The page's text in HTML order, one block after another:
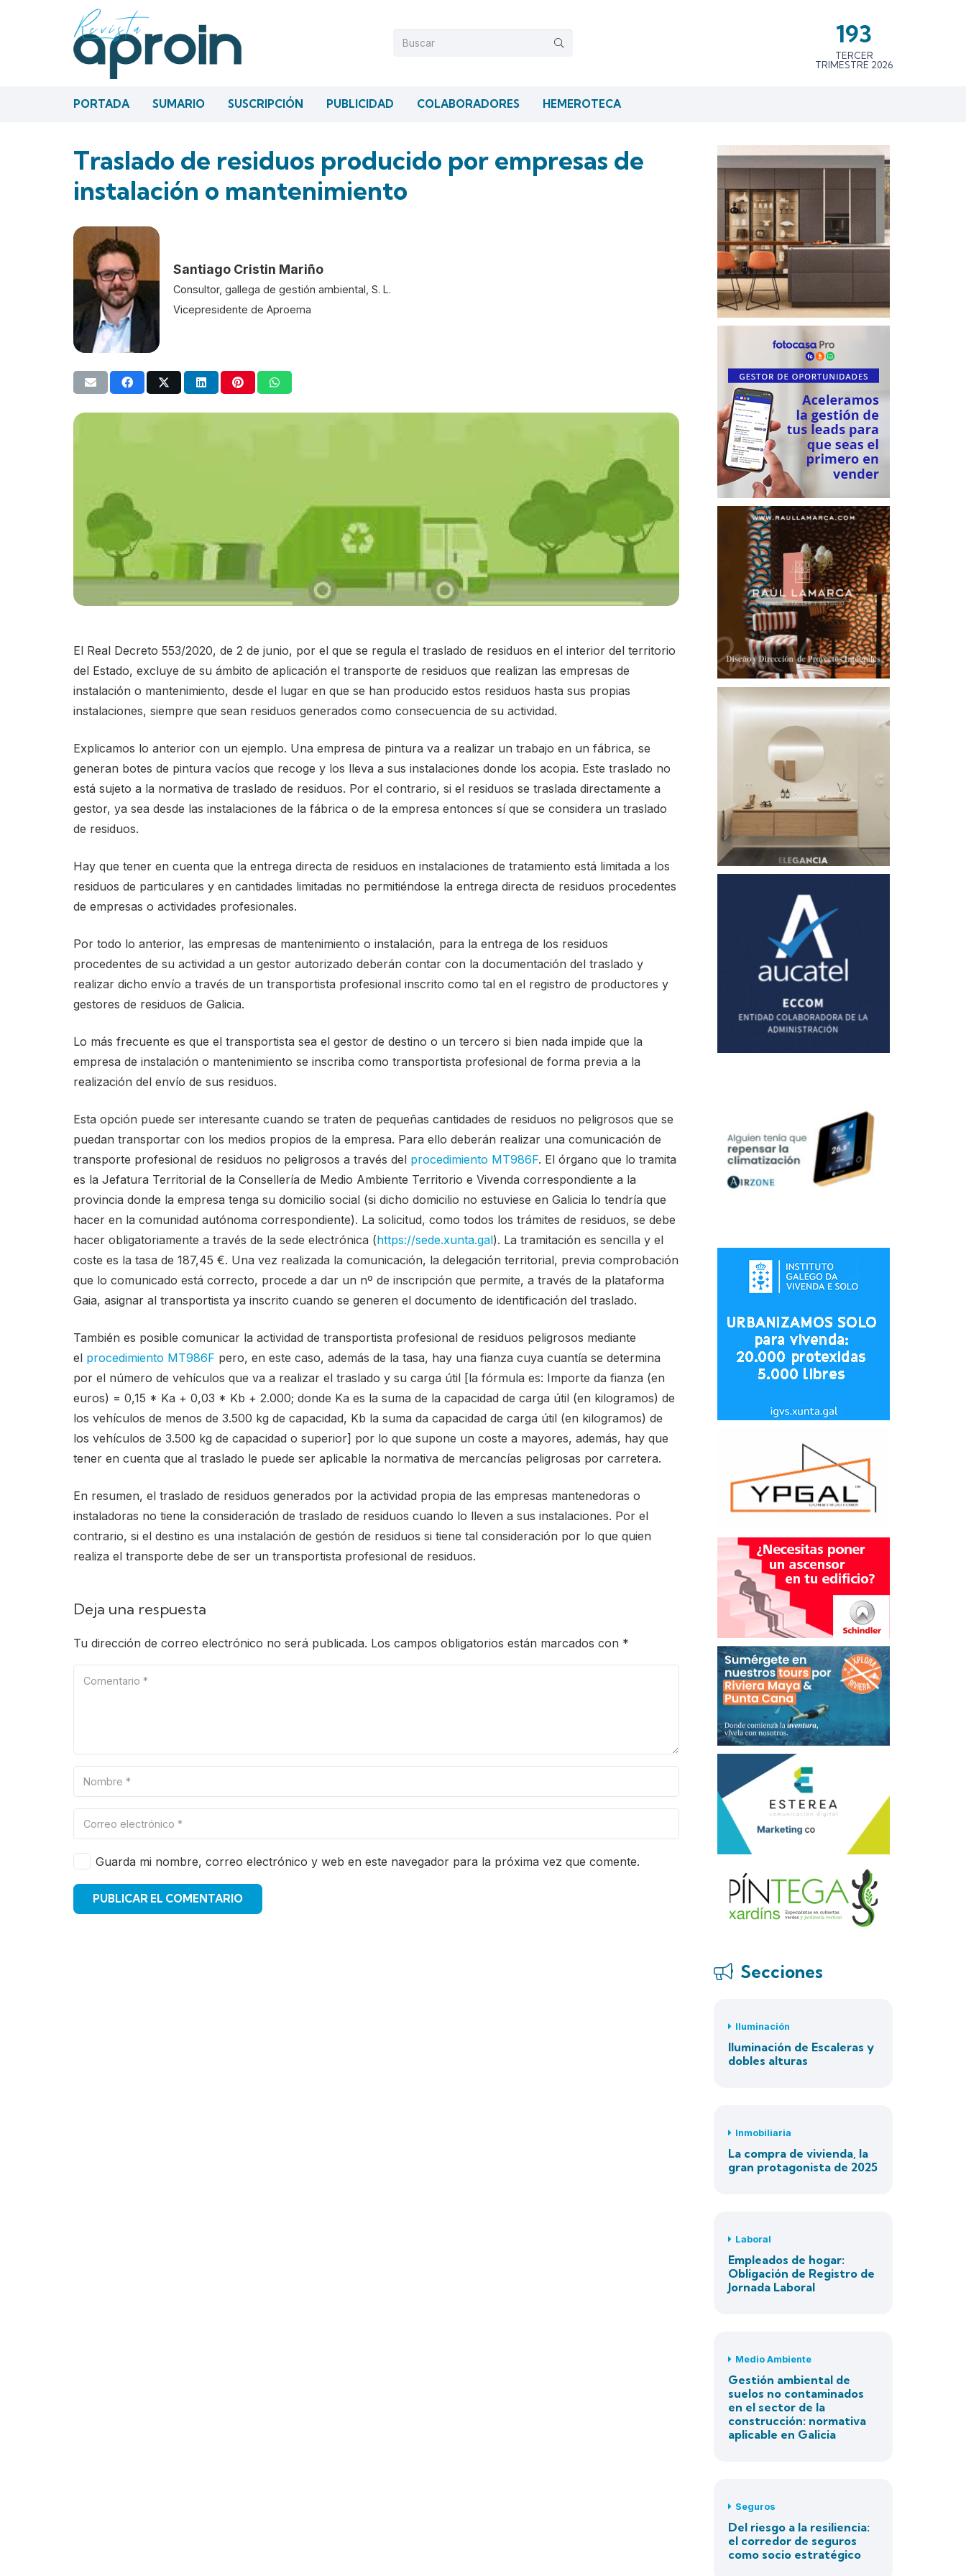
193
TERCER
TRIMESTRE 2026
PORTADA SUMARIO SUSCRIPCIÓN PUBLICIDAD COLABORADORES HEMEROTECA
Traslado de residuos producido por empresas de
instalación o mantenimiento
Santiago Cristin Mariño
Consultor, gallega de gestión ambiental, S. L.
Vicepresidente de Aproema
El Real Decreto 553/2020, de 2 de junio, por el que se regula el traslado de residuos en el interior del territorio
del Estado, excluye de su ámbito de aplicación el transporte de residuos que realizan las empresas de
instalación o mantenimiento, desde el lugar en que se han producido estos residuos hasta sus propias
instalaciones, siempre que sean residuos generados como consecuencia de su actividad.
Explicamos lo anterior con un ejemplo. Una empresa de pintura va a realizar un trabajo en un fábrica, se
generan botes de pintura vacíos que recoge y los lleva a sus instalaciones donde los acopia. Este traslado no
está sujeto a la normativa de traslado de residuos. Por el contrario, si el residuos se traslada directamente a
gestor, ya sea desde las instalaciones de la fábrica o de la empresa entonces sí que se considera un traslado
de residuos.
Hay que tener en cuenta que la entrega directa de residuos en instalaciones de tratamiento está limitada a los
residuos de particulares y en cantidades limitadas no permitiéndose la entrega directa de residuos procedentes
de empresas o actividades profesionales.
Por todo lo anterior, las empresas de mantenimiento o instalación, para la entrega de los residuos
procedentes de su actividad a un gestor autorizado deberán contar con la documentación del traslado y
realizar dicho envío a través de un transportista profesional inscrito como tal en el registro de productores y
gestores de residuos de Galicia.
Lo más frecuente es que el transportista sea el gestor de destino o un tercero si bien nada impide que la
empresa de instalación o mantenimiento se inscriba como transportista profesional de forma previa a la
realización del envío de sus residuos.
Esta opción puede ser interesante cuando se traten de pequeñas cantidades de residuos no peligrosos que se
puedan transportar con los medios propios de la empresa. Para ello deberán realizar una comunicación de
transporte profesional de residuos no peligrosos a través del procedimiento MT986F. El órgano que lo tramita
es la Jefatura Territorial de la Consellería de Medio Ambiente Territorio e Vivenda correspondiente a la
provincia donde la empresa tenga su domicilio social (si dicho domicilio no estuviese en Galicia lo tendría que
hacer en la comunidad autónoma correspondiente). La solicitud, como todos los trámites de residuos, se debe
hacer obligatoriamente a través de la sede electrónica (https://sede.xunta.gal). La tramitación es sencilla y el
coste es la tasa de 187,45 €. Una vez realizada la comunicación, la delegación territorial, previa comprobación
que lo comunicado está correcto, procede a dar un nº de inscripción que permite, a través de la plataforma
Gaia, asignar al transportista ya inscrito cuando se generen el documento de identificación del traslado.
También es posible comunicar la actividad de transportista profesional de residuos peligrosos mediante
el procedimiento MT986F pero, en este caso, además de la tasa, hay una fianza cuya cuantía se determina
por el número de vehículos que va a realizar el traslado y su carga útil [la fórmula es: Importe da fianza (en
euros) = 0,15 * Ka + 0,03 * Kb + 2.000; donde Ka es la suma de la capacidad de carga útil (en kilogramos) de
los vehículos de menos de 3.500 kg de capacidad, Kb la suma da capacidad de carga útil (en kilogramos) de
los vehículos de 3.500 kg de capacidad o superior] por lo que supone un coste a mayores, además, hay que
tener en cuenta que al traslado le puede ser aplicable la normativa de mercancías peligrosas por carretera.
En resumen, el traslado de residuos generados por la actividad propia de las empresas mantenedoras o
instaladoras no tiene la consideración de traslado de residuos cuando lo lleven a sus instalaciones. Por el
contrario, si el destino es una instalación de gestión de residuos si tiene tal consideración por lo que quien
realiza el transporte debe de ser un transportista profesional de residuos.
Deja una respuesta
Tu dirección de correo electrónico no será publicada. Los campos obligatorios están marcados con *
Guarda mi nombre, correo electrónico y web en este navegador para la próxima vez que comente.
PUBLICAR EL COMENTARIO
Secciones
Iluminación
Iluminación de Escaleras y
dobles alturas
Inmobiliaria
La compra de vivienda, la
gran protagonista de 2025
Laboral
Empleados de hogar:
Obligación de Registro de
Jornada Laboral
Medio Ambiente
Gestión ambiental de
suelos no contaminados
en el sector de la
construcción: normativa
aplicable en Galicia
Seguros
Del riesgo a la resiliencia:
el corredor de seguros
como socio estratégico